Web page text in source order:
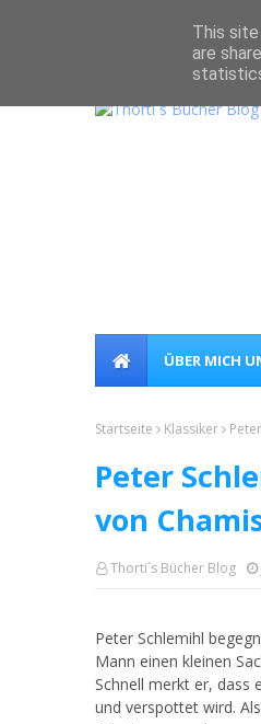
ÜBER MICH
Startseite Klassiker
Peter
von
Thorti´s Bücher Blog
Peter Schlemihl
Mann einen kleinen
Schnell merkt er, dass
und verspottet wird.
This
are